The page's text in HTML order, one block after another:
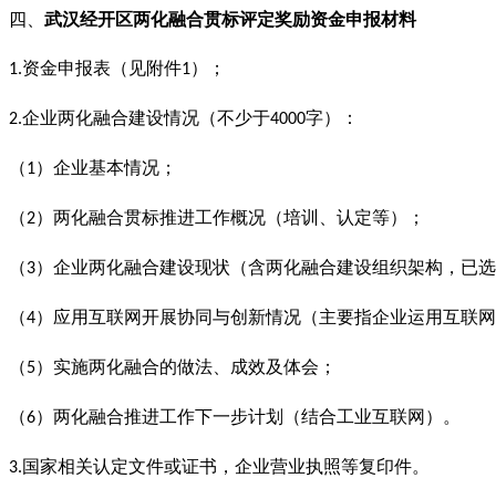
四、 武汉经开区两化融合贯标评定奖励资金申报材料
1.资金申报表（见附件1）；
2.企业两化融合建设情况（不少于4000字）：
（1）企业基本情况；
（2）两化融合贯标推进工作概况（培训、认定等）；
（3）企业两化融合建设现状（含两化融合建设组织架构，已
（4）应用互联网开展协同与创新情况（主要指企业运用互联
（5）实施两化融合的做法、成效及体会；
（6）两化融合推进工作下一步计划（结合工业互联网）。
3.国家相关认定文件或证书，企业营业执照等复印件。